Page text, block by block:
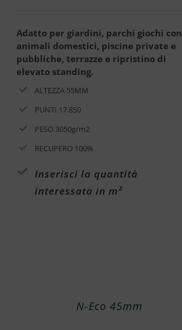
Adatto per giardini, parchi giochi con
animali domestici, piscine private e
pubbliche, terrazze e ripristino di
elevato standing.
ALTEZZA 55MM
PUNTI 17.850
PESO 3050g/m2
RECUPERO 100%
Inserisci la quantità
interessata in m²
N-Eco 45mm